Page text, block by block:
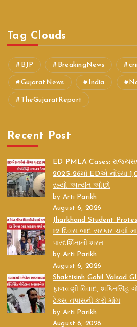
Tag Clouds
BJP BreakingNews
GujaratNews India
TheGujaratReport
Recent Post
ED PMLA Cases:
2025-26માં EDએ નોંધ્યા
રહ્યો અત્યંત ઓછો
by Arti Parikh
August 6, 2026
Jharkhand Student
12 દિવસ બાદ સરકાર ચર્ચા
પારદર્શિતાની શરત
by Arti Parikh
August 6, 2026
Shaktisinh Gohil Valsad
ફાળવણી વિવાદ,
ટેક્સ તપાસની કરી માંગ
by Arti Parikh
August 6, 2026